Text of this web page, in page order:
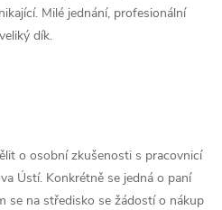
Milé jednání, profesionální
dík.
o osobní zkušenosti s pracovnicí
Ústí. Konkrétně se jedná o paní
se na středisko se žádostí o nákup